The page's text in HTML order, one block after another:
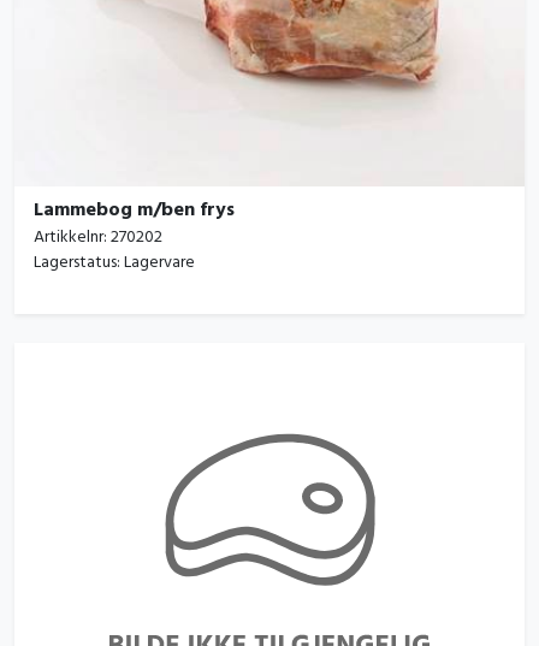
Lammebog m/ben frys
Artikkelnr:270202
Lagerstatus:Lagervare